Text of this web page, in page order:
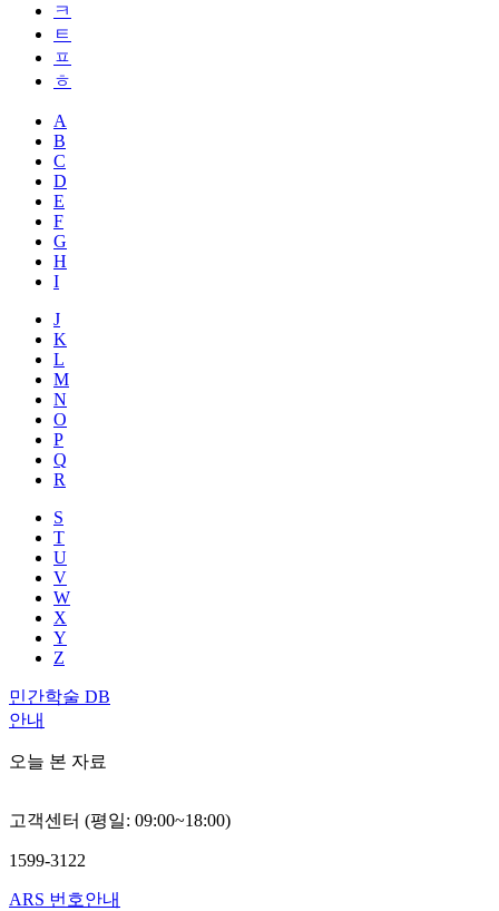
ㅋ
ㅌ
ㅍ
ㅎ
A
B
C
D
E
F
G
H
I
J
K
L
M
N
O
P
Q
R
S
T
U
V
W
X
Y
Z
민간학술 DB
안내
오늘 본 자료
고객센터 (평일: 09:00~18:00)
1599-3122
ARS 번호안내